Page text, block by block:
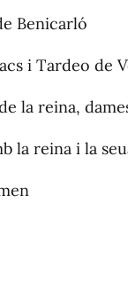
Benicarló
i Tardeo de
la reina,
la reina i la